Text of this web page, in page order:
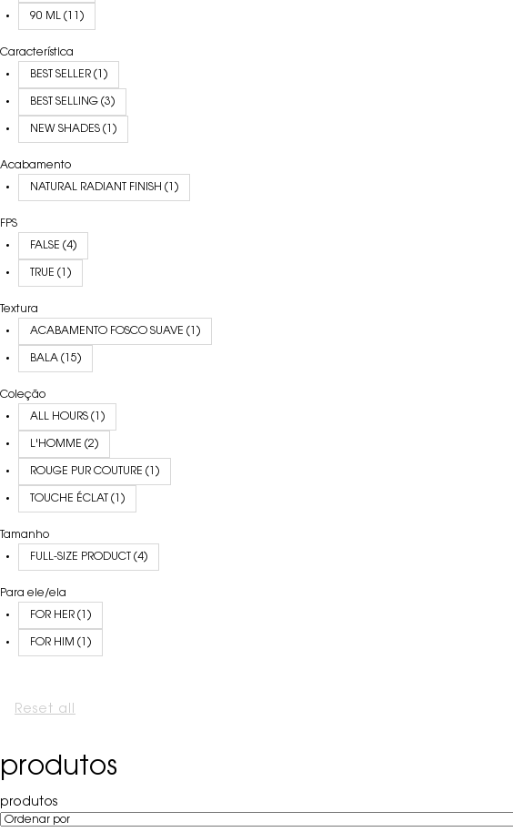
90 ML (11)
Característica
BEST SELLER (1)
BEST SELLING (3)
NEW SHADES (1)
Acabamento
NATURAL RADIANT FINISH (1)
FPS
FALSE (4)
TRUE (1)
Textura
ACABAMENTO FOSCO SUAVE (1)
BALA (15)
Coleção
ALL HOURS (1)
L'HOMME (2)
ROUGE PUR COUTURE (1)
TOUCHE ÉCLAT (1)
Tamanho
FULL-SIZE PRODUCT (4)
Para ele/ela
FOR HER (1)
FOR HIM (1)
Reset all
produtos
produtos